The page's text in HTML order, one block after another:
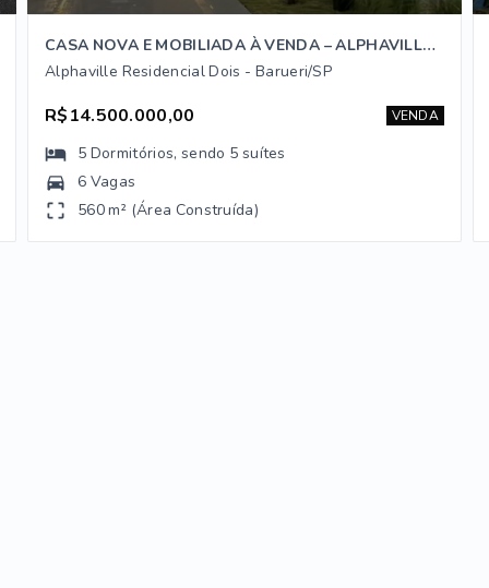
CASA NOVA E MOBILIADA À VENDA – ALPHAVILLE RESIDENCIAL 2
Alphaville Residencial Dois - Barueri/SP
R$14.500.000,00 VENDA
5 Dormitórios, sendo 5 suítes
6 Vagas
560 m² (Área Construída)